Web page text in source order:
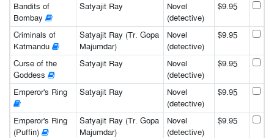
Bandits of
Bombay
Satyajit Ray
Novel
(detective)
$9.95
Criminals of
Katmandu
Satyajit Ray (Tr. Gopa
Majumdar)
Novel
(detective)
$9.95
Curse of the
Goddess
Satyajit Ray
Novel
(detective)
$9.95
Emperor's Ring Satyajit Ray
Novel
(detective)
$9.95
Emperor's Ring
(Puffin)
Satyajit Ray (Tr. Gopa
Majumdar)
Novel
(detective)
$9.95